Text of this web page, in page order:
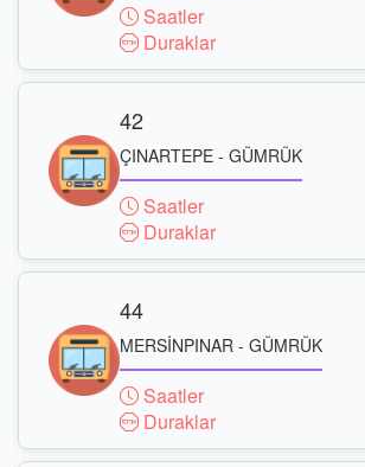
Saatler
Duraklar
42
ÇINARTEPE - GÜMRÜK
Saatler
Duraklar
44
MERSİNPINAR - GÜMRÜK
Saatler
Duraklar